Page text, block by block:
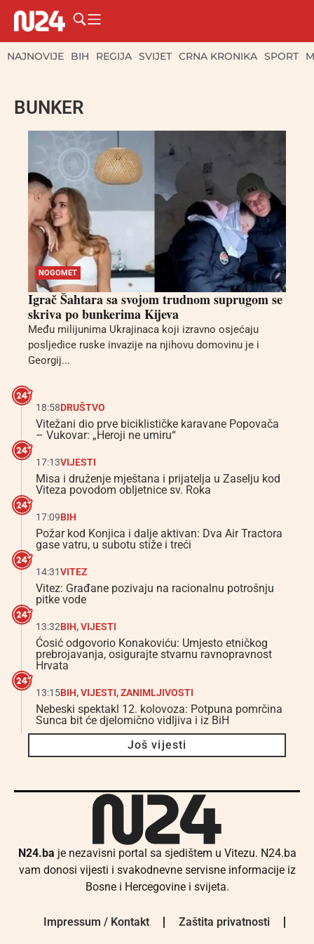
NAJNOVIJE BIH REGIJA SVIJET CRNA KRONIKA SPORT
BUNKER
NOGOMET
Igrač Šahtara sa svojom trudnom suprugom se
skriva po bunkerima Kijeva
Među milijunima Ukrajinaca koji izravno osjećaju
posljedice ruske invazije na njihovu domovinu je i
Georgij...
18:58DRUŠTVO
Vitežani dio prve biciklističke karavane Popovača
– Vukovar: „Heroji ne umiru“
17:13VIJESTI
Misa i druženje mještana i prijatelja u Zaselju kod
Viteza povodom obljetnice sv. Roka
17:09BIH
Požar kod Konjica i dalje aktivan: Dva Air Tractora
gase vatru, u subotu stiže i treći
14:31VITEZ
Vitez: Građane pozivaju na racionalnu potrošnju
pitke vode
13:32BIH,VIJESTI
Ćosić odgovorio Konakoviću: Umjesto etničkog
prebrojavanja, osigurajte stvarnu ravnopravnost
Hrvata
13:15BIH,VIJESTI,ZANIMLJIVOSTI
Nebeski spektakl 12. kolovoza: Potpuna pomrčina
Sunca bit će djelomično vidljiva i iz BiH
Još vijesti
N24.ba je nezavisni portal sa sjedištem u Vitezu. N24.ba
vam donosi vijesti i svakodnevne servisne informacije iz
Bosne i Hercegovine i svijeta.
Impressum / Kontakt Zaštita privatnosti